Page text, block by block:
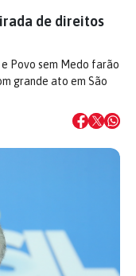
de direitos
Povo sem Medo farão
grande ato em São